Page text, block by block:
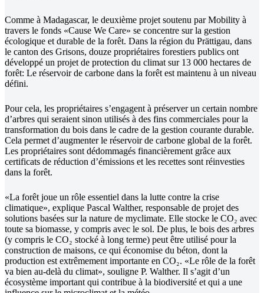
Comme à Madagascar, le deuxième projet soutenu par Mobility à
travers le fonds «Cause We Care» se concentre sur la gestion
écologique et durable de la forêt. Dans la région du Prättigau, dans
le canton des Grisons, douze propriétaires forestiers publics ont
développé un projet de protection du climat sur 13 000 hectares de
forêt: Le réservoir de carbone dans la forêt est maintenu à un niveau
défini.
Pour cela, les propriétaires s’engagent à préserver un certain nombre
d’arbres qui seraient sinon utilisés à des fins commerciales pour la
transformation du bois dans le cadre de la gestion courante durable.
Cela permet d’augmenter le réservoir de carbone global de la forêt.
Les propriétaires sont dédommagés financièrement grâce aux
certificats de réduction d’émissions et les recettes sont réinvesties
dans la forêt.
«La forêt joue un rôle essentiel dans la lutte contre la crise
climatique», explique Pascal Walther, responsable de projet des
solutions basées sur la nature de myclimate. Elle stocke le CO₂ avec
toute sa biomasse, y compris avec le sol. De plus, le bois des arbres
(y compris le CO₂ stocké à long terme) peut être utilisé pour la
construction de maisons, ce qui économise du béton, dont la
production est extrêmement importante en CO₂. «Le rôle de la forêt
va bien au-delà du climat», souligne P. Walther. Il s’agit d’un
écosystème important qui contribue à la biodiversité et qui a une